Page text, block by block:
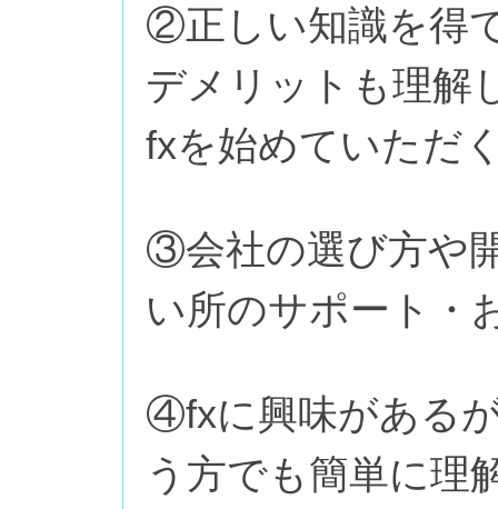
②正しい知識を得
デメリットも理解
fxを始めていただ
③会社の選び方や
い所のサポート・
④fxに興味がある
う方でも簡単に理